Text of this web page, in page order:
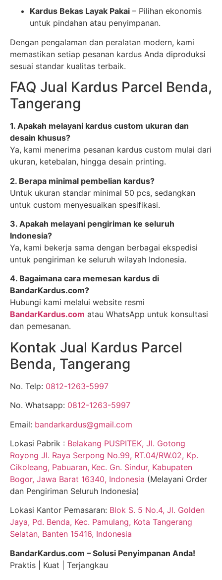
Kardus Bekas Layak Pakai – Pilihan ekonomis
untuk pindahan atau penyimpanan.
Dengan pengalaman dan peralatan modern, kami
memastikan setiap pesanan kardus Anda diproduksi
sesuai standar kualitas terbaik.
FAQ Jual Kardus Parcel Benda,
Tangerang
1. Apakah melayani kardus custom ukuran dan
desain khusus?
Ya, kami menerima pesanan kardus custom mulai dari
ukuran, ketebalan, hingga desain printing.
2. Berapa minimal pembelian kardus?
Untuk ukuran standar minimal 50 pcs, sedangkan
untuk custom menyesuaikan spesifikasi.
3. Apakah melayani pengiriman ke seluruh
Indonesia?
Ya, kami bekerja sama dengan berbagai ekspedisi
untuk pengiriman ke seluruh wilayah Indonesia.
4. Bagaimana cara memesan kardus di
BandarKardus.com?
Hubungi kami melalui website resmi
BandarKardus.com atau WhatsApp untuk konsultasi
dan pemesanan.
Kontak Jual Kardus Parcel
Benda, Tangerang
No. Telp: 0812-1263-5997
No. Whatsapp: 0812-1263-5997
Email: bandarkardus@gmail.com
Lokasi Pabrik : Belakang PUSPITEK, Jl. Gotong
Royong Jl. Raya Serpong No.99, RT.04/RW.02, Kp.
Cikoleang, Pabuaran, Kec. Gn. Sindur, Kabupaten
Bogor, Jawa Barat 16340, Indonesia (Melayani Order
dan Pengiriman Seluruh Indonesia)
Lokasi Kantor Pemasaran: Blok S. 5 No.4, Jl. Golden
Jaya, Pd. Benda, Kec. Pamulang, Kota Tangerang
Selatan, Banten 15416, Indonesia
BandarKardus.com – Solusi Penyimpanan Anda!
Praktis | Kuat | Terjangkau